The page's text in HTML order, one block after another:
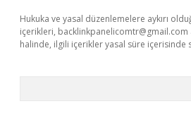
Hukuka ve yasal düzenlemelere aykırı
içerikleri, backlinkpanelicomtr@gmail.com
halinde, ilgili içerikler yasal süre içerisinde